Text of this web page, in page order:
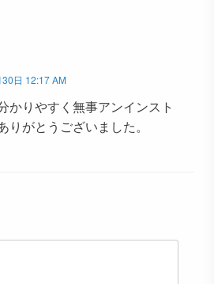
日 12:17 AM
かりやすく無事アンインスト
りがとうございました。